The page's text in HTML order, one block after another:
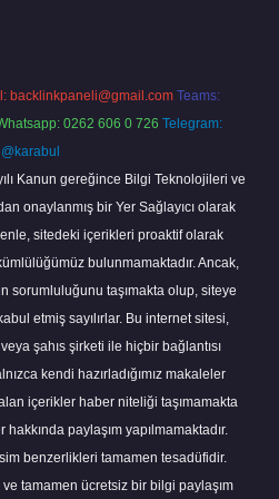
backlinkpaneli@gmail.com Teams:
0262 606 0 726 Telegram:
@karabul
Kanun gereğince Bilgi Teknolojileri ve
onaylanmış bir Yer Sağlayıcı olarak
sitedeki içerikleri proaktif olarak
bulunmamaktadır. Ancak,
sorumluluğunu taşımakta olup, siteye
etmiş sayılırlar. Bu internet sitesi,
şahıs şirketi ile hiçbir bağlantısı
kendi hazırladığımız makaleler
içerikler haber niteliği taşımamakta
paylaşım yapılmamaktadır.
benzerlikleri tamamen tesadüfidir.
tamamen ücretsiz bir bilgi paylaşım